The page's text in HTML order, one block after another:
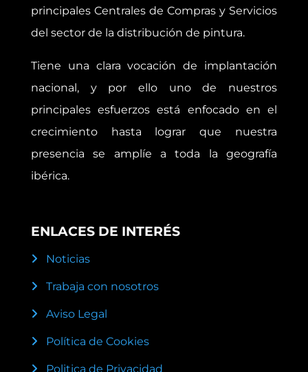
principales Centrales de Compras y Servicios
del sector de la distribución de pintura.
Tiene una clara vocación de implantación
nacional, y por ello uno de nuestros
principales esfuerzos está enfocado en el
crecimiento hasta lograr que nuestra
presencia se amplíe a toda la geografía
ibérica.
ENLACES DE INTERÉS
Noticias
Trabaja con nosotros
Aviso Legal
Política de Cookies
Politica de Privacidad